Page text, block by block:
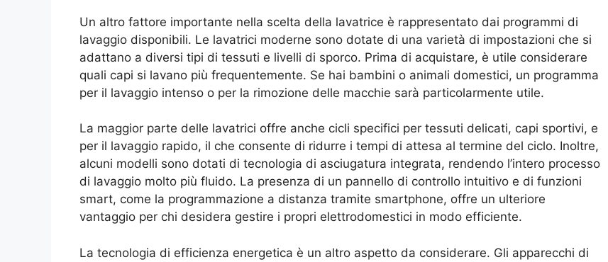
Un altro fattore importante nella scelta della lavatrice è rappresentato dai programmi di
lavaggio disponibili. Le lavatrici moderne sono dotate di una varietà di impostazioni che si
adattano a diversi tipi di tessuti e livelli di sporco. Prima di acquistare, è utile considerare
quali capi si lavano più frequentemente. Se hai bambini o animali domestici, un programma
per il lavaggio intenso o per la rimozione delle macchie sarà particolarmente utile.
La maggior parte delle lavatrici offre anche cicli specifici per tessuti delicati, capi sportivi, e
per il lavaggio rapido, il che consente di ridurre i tempi di attesa al termine del ciclo. Inoltre,
alcuni modelli sono dotati di tecnologia di asciugatura integrata, rendendo l’intero processo
di lavaggio molto più fluido. La presenza di un pannello di controllo intuitivo e di funzioni
smart, come la programmazione a distanza tramite smartphone, offre un ulteriore
vantaggio per chi desidera gestire i propri elettrodomestici in modo efficiente.
La tecnologia di efficienza energetica è un altro aspetto da considerare. Gli apparecchi di